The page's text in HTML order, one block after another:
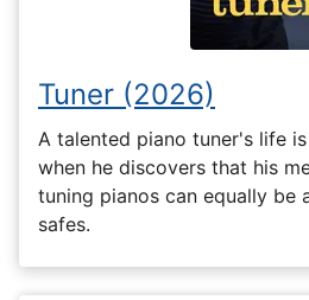
Tuner (2026)
A talented piano tuner's life
when he discovers that his
tuning pianos can equally be
safes.